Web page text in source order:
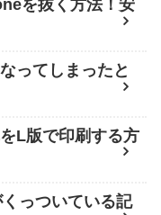
を抜く方法！安
ってしまったと
L版で印刷する方
っついている記